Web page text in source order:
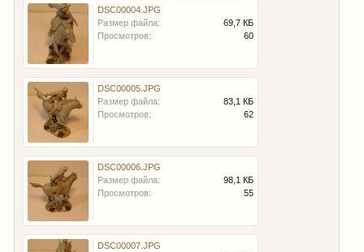
DSC00004.JPG
Размер файла:
69,7 КБ
Просмотров:
60
DSC00005.JPG
Размер файла:
83,1 КБ
Просмотров:
62
DSC00006.JPG
Размер файла:
98,1 КБ
Просмотров:
55
DSC00007.JPG